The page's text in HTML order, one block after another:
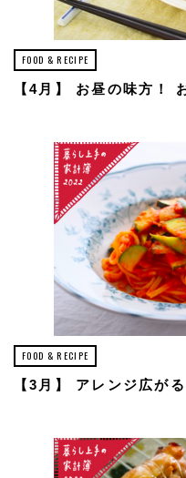
FOOD & RECIPE
【4月】 お昼の味方！
FOOD & RECIPE
【3月】 アレンジ広が